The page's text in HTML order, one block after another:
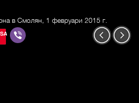
в Смолян, 1 февруари 2015 г.
SAVE